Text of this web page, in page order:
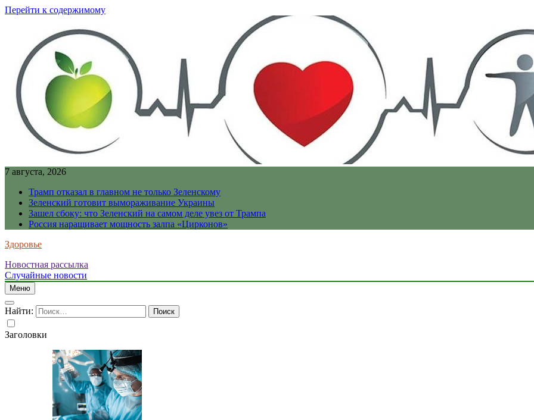
Перейти к содержимому
7 августа, 2026
Трамп отказал в главном не только Зеленскому
Зеленский готовит вымораживание Украины
Зашел сбоку: что Зеленский на самом деле увез от Трампа
Россия наращивает мощность залпа «Цирконов»
Здоровье
Новостная рассылка
Случайные новости
Меню
Найти:
Заголовки